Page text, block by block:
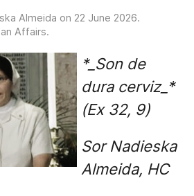
Almeida on 22 June 2026.
Affairs.
*_Son de
dura cerviz_*
(Ex 32, 9)
Sor Nadieska
Almeida, HC